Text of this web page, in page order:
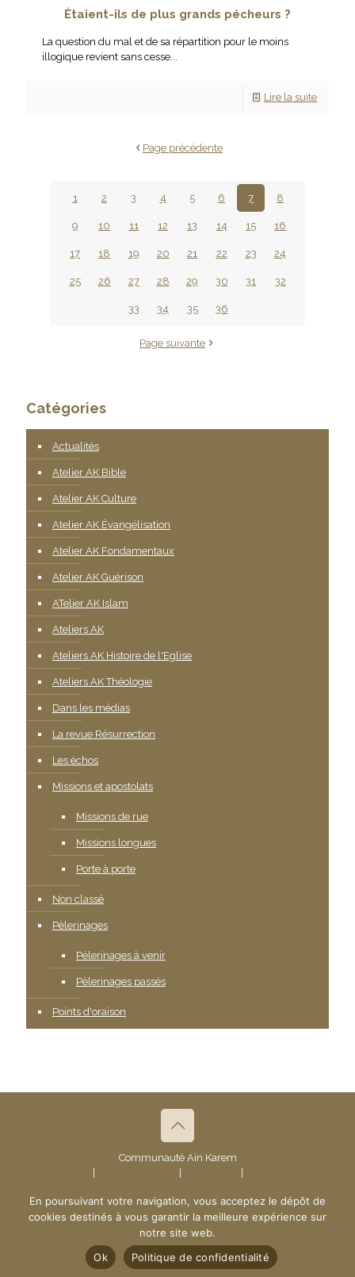
Étaient-ils de plus grands pécheurs ?
La question du mal et de sa répartition pour le moins
illogique revient sans cesse...
Lire la suite
Page précédente
1 2 3 4 5 6 7 8
9 10 11 12 13 14 15 16
17 18 19 20 21 22 23 24
25 26 27 28 29 30 31 32
33 34 35 36
Page suivante
Catégories
Actualités
Atelier AK Bible
Atelier AK Culture
Atelier AK Évangélisation
Atelier AK Fondamentaux
Atelier AK Guérison
ATelier AK Islam
Ateliers AK
Ateliers AK Histoire de l'Eglise
Ateliers AK Théologie
Dans les médias
La revue Résurrection
Les échos
Missions et apostolats
Missions de rue
Missions longues
Porte à porte
Non classé
Pèlerinages
Pèlerinages à venir
Pèlerinages passés
Points d'oraison
Communauté Aïn Karem
Création du site :www.ndsi.fr
En poursuivant votre navigation, vous acceptez le dépôt de
cookies destinés à vous garantir la meilleure expérience sur
notre site web.
Ok
Politique de confidentialité